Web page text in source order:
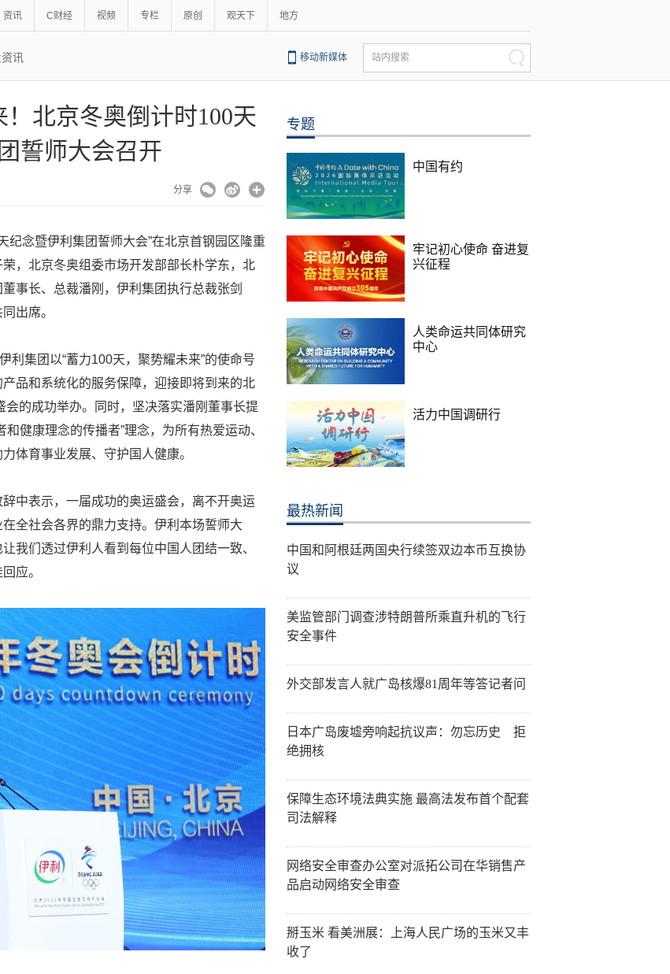
资讯 C财经 视频 专栏 原创 观天下 地方
讯 移动新媒体 站内搜索
北京冬奥倒计时100天
誓师大会召开
分享
纪念暨伊利集团誓师大会”在北京首钢园区隆重
，北京冬奥组委市场开发部部长朴学东，北
事长、总裁潘刚，伊利集团执行总裁张剑
出席。
利集团以“蓄力100天，聚势耀未来”的使命号
品和系统化的服务保障，迎接即将到来的北
的成功举办。同时，坚决落实潘刚董事长提
健康理念的传播者”理念，为所有热爱运动、
体育事业发展、守护国人健康。
中表示，一届成功的奥运盛会，离不开奥运
全社会各界的鼎力支持。伊利本场誓师大
我们透过伊利人看到每位中国人团结一致、
应。
专题
中国有约
牢记初心使命 奋进复
兴征程
人类命运共同体研究
中心
活力中国调研行
最热新闻
中国和阿根廷两国央行续签双边本币互换协
议
美监管部门调查涉特朗普所乘直升机的飞行
安全事件
外交部发言人就广岛核爆81周年等答记者问
日本广岛废墟旁响起抗议声：勿忘历史 拒
绝拥核
保障生态环境法典实施 最高法发布首个配套
司法解释
网络安全审查办公室对派拓公司在华销售产
品启动网络安全审查
掰玉米 看美洲展：上海人民广场的玉米又丰
收了